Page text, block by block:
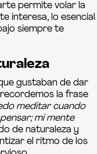
permite volar la
interesa, lo esencial
siempre te
gustaban de dar
la frase
meditar cuando
mi mente
de naturaleza y
el ritmo de los